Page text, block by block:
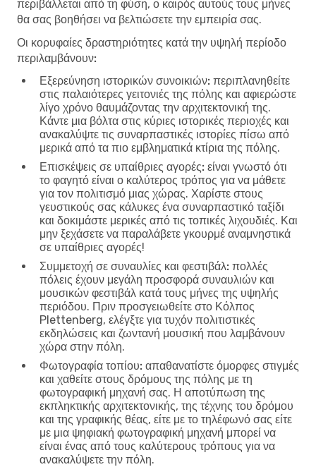
περιβάλλεται από τη φύση, ο καιρός αυτούς τους μήνες
θα σας βοηθήσει να βελτιώσετε την εμπειρία σας.
Οι κορυφαίες δραστηριότητες κατά την υψηλή περίοδο
περιλαμβάνουν:
Εξερεύνηση ιστορικών συνοικιών: περιπλανηθείτε
στις παλαιότερες γειτονιές της πόλης και αφιερώστε
λίγο χρόνο θαυμάζοντας την αρχιτεκτονική της.
Κάντε μια βόλτα στις κύριες ιστορικές περιοχές και
ανακαλύψτε τις συναρπαστικές ιστορίες πίσω από
μερικά από τα πιο εμβληματικά κτίρια της πόλης.
Επισκέψεις σε υπαίθριες αγορές: είναι γνωστό ότι
το φαγητό είναι ο καλύτερος τρόπος για να μάθετε
για τον πολιτισμό μιας χώρας. Χαρίστε στους
γευστικούς σας κάλυκες ένα συναρπαστικό ταξίδι
και δοκιμάστε μερικές από τις τοπικές λιχουδιές. Και
μην ξεχάσετε να παραλάβετε γκουρμέ αναμνηστικά
σε υπαίθριες αγορές!
Συμμετοχή σε συναυλίες και φεστιβάλ: πολλές
πόλεις έχουν μεγάλη προσφορά συναυλιών και
μουσικών φεστιβάλ κατά τους μήνες της υψηλής
περιόδου. Πριν προσγειωθείτε στο Κόλπος
Plettenberg, ελέγξτε για τυχόν πολιτιστικές
εκδηλώσεις και ζωντανή μουσική που λαμβάνουν
χώρα στην πόλη.
Φωτογραφία τοπίου: απαθανατίστε όμορφες στιγμές
και χαθείτε στους δρόμους της πόλης με τη
φωτογραφική μηχανή σας. Η αποτύπωση της
εκπληκτικής αρχιτεκτονικής, της τέχνης του δρόμου
και της γραφικής θέας, είτε με το τηλέφωνό σας είτε
με μια ψηφιακή φωτογραφική μηχανή μπορεί να
είναι ένας από τους καλύτερους τρόπους για να
ανακαλύψετε την πόλη.